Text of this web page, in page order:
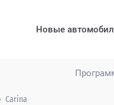
Новые
Carina